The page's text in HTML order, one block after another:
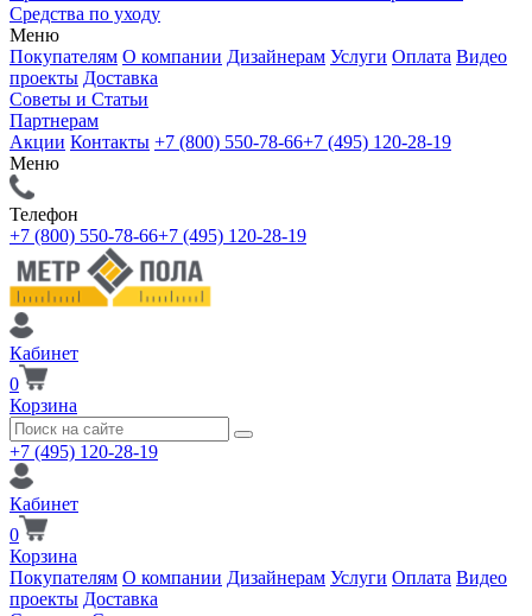
Средства по уходу
Меню
Покупателям О компании Дизайнерам Услуги Оплата Видео
проекты Доставка
Советы и Статьи
Партнерам
Акции Контакты +7 (800) 550-78-66+7 (495) 120-28-19
Меню
Телефон
+7 (800) 550-78-66+7 (495) 120-28-19
Кабинет
0
Корзина
+7 (495) 120-28-19
Кабинет
0
Корзина
Покупателям О компании Дизайнерам Услуги Оплата Видео
проекты Доставка